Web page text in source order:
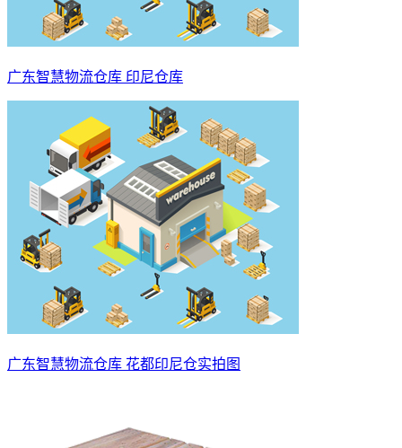
广东智慧物流仓库 印尼仓库
广东智慧物流仓库 花都印尼仓实拍图